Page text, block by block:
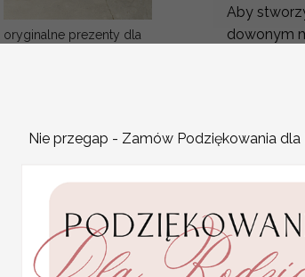
oryginalne prezenty dla
Aby
dowonym
Plansza
Tablica z
Plan
przyjęcia.
ofercie
na
Plan
Nie przegap - Zamów Podziękowania